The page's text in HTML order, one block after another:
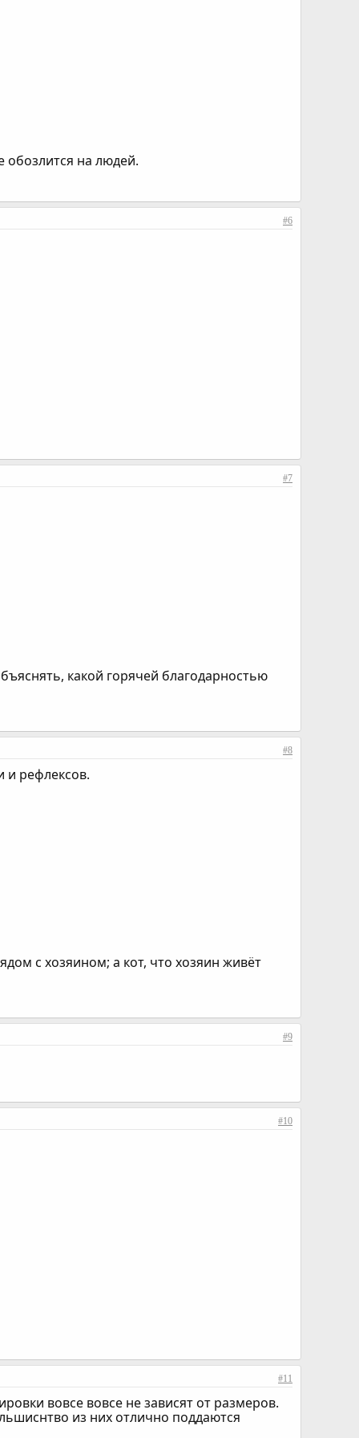
обозлится на людей.
#6
#7
какой горячей благодарностью
#8
и рефлексов.
с хозяином; а кот, что хозяин живёт
#9
#10
#11
вовсе вовсе не зависят от размеров.
из них отлично поддаются